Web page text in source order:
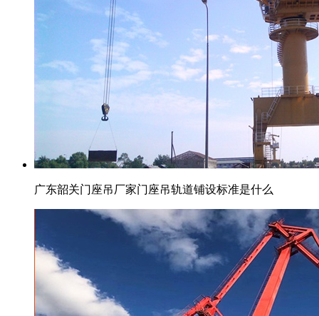
广东韶关门座吊厂家门座吊轨道铺设标准是什么